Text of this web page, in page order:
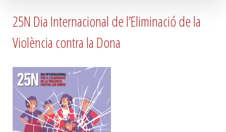
25N Dia Internacional de l’Eliminació de la
Violència contra la Dona